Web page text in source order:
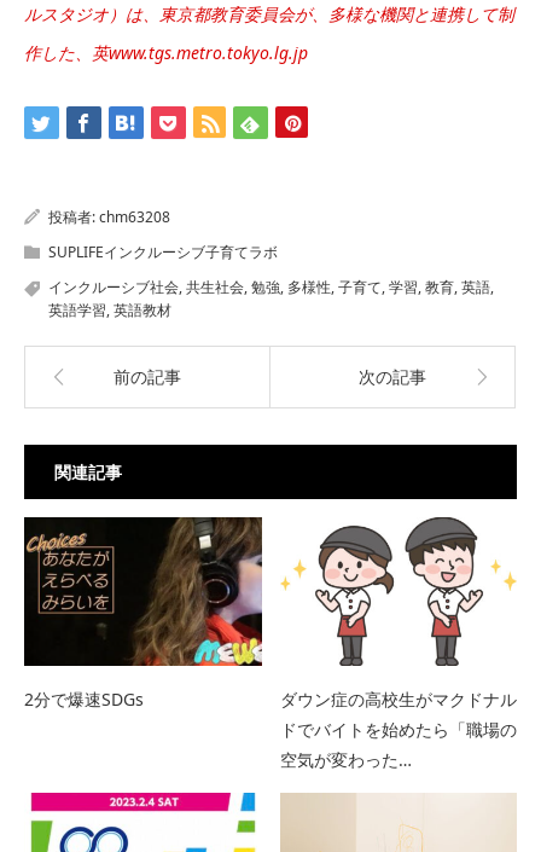
ルスタジオ）は、東京都教育委員会が、多様な機関と連携して制
作した、英www.tgs.metro.tokyo.lg.jp
投稿者:chm63208
SUPLIFEインクルーシブ子育てラボ
インクルーシブ社会,共生社会,勉強, 多様性,子育て,学習,教育,英語,
英語学習,英語教材
前の記事 次の記事
関連記事
2分で爆速SDGs
ダウン症の高校生がマクドナル
ドでバイトを始めたら「職場の
空気が変わった…